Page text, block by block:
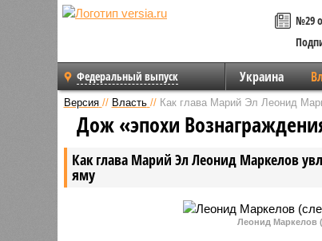
№29
Федеральный выпуск Украина
Версия // Власть // Как глава Марий Эл Леонид
Как глава Марий Эл Леонид Маркелов
яму
Дож «эпохи
Леонид Маркелов